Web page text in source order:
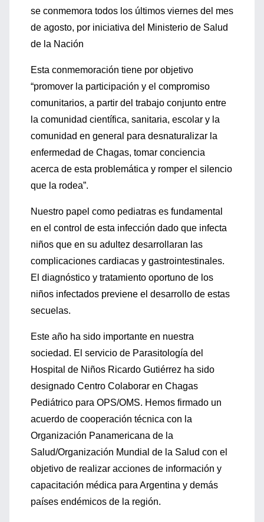
se conmemora todos los últimos viernes del mes
de agosto, por iniciativa del Ministerio de Salud
de la Nación
Esta conmemoración tiene por objetivo
“promover la participación y el compromiso
comunitarios, a partir del trabajo conjunto entre
la comunidad científica, sanitaria, escolar y la
comunidad en general para desnaturalizar la
enfermedad de Chagas, tomar conciencia
acerca de esta problemática y romper el silencio
que la rodea”.
Nuestro papel como pediatras es fundamental
en el control de esta infección dado que infecta
niños que en su adultez desarrollaran las
complicaciones cardiacas y gastrointestinales.
El diagnóstico y tratamiento oportuno de los
niños infectados previene el desarrollo de estas
secuelas.
Este año ha sido importante en nuestra
sociedad. El servicio de Parasitología del
Hospital de Niños Ricardo Gutiérrez ha sido
designado Centro Colaborar en Chagas
Pediátrico para OPS/OMS. Hemos firmado un
acuerdo de cooperación técnica con la
Organización Panamericana de la
Salud/Organización Mundial de la Salud con el
objetivo de realizar acciones de información y
capacitación médica para Argentina y demás
países endémicos de la región.